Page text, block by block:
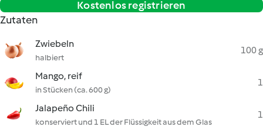
Kostenlos registrieren
Zutaten
Zwiebeln
halbiert
100 g
Mango, reif
in Stücken (ca. 600 g)
1
Jalapeño Chili
konserviert und 1 EL der Flüssigkeit aus dem Glas
1